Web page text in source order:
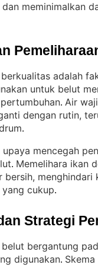
meminimalkan
adalah
untuk belut
. Air
dengan rutin,
.
upaya mencegah
. Memelihara ikan
bersih,
cukup.
Strategi
bergantung
digunakan.